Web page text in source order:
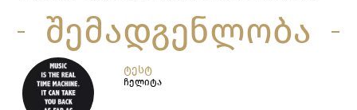
შემადგენლობა
ᲢᲔᲡᲢ
ჩელიტა